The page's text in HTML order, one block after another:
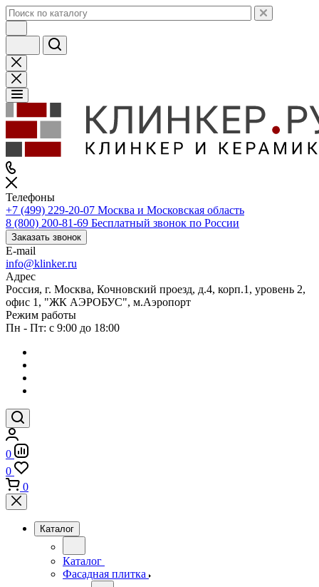
Телефоны
+7 (499) 229-20-07 Москва и Московская область
8 (800) 200-81-69 Бесплатный звонок по России
Заказать звонок
E-mail
info@klinker.ru
Адрес
Россия, г. Москва, Кочновский проезд, д.4, корп.1, уровень 2,
офис 1, "ЖК АЭРОБУС", м.Аэропорт
Режим работы
Пн - Пт: с 9:00 до 18:00
0
0
0
Каталог
Каталог
Фасадная плитка